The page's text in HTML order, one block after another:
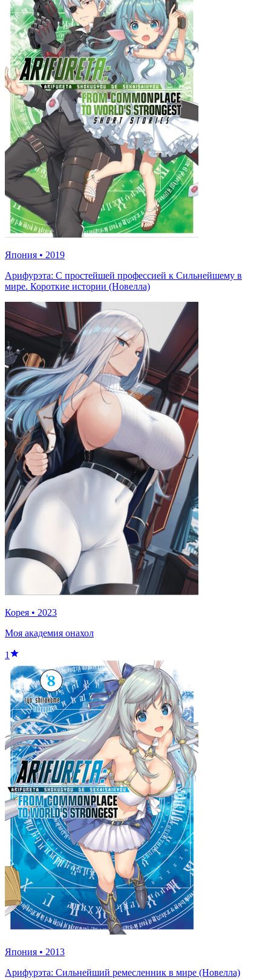
Япония • 2019
Арифурэта: С простейшей профессией к Сильнейшему в
мире. Короткие истории (Новелла)
Корея • 2023
Моя академия онахол
1
Япония • 2013
Арифурэта: Сильнейший ремесленник в мире (Новелла)